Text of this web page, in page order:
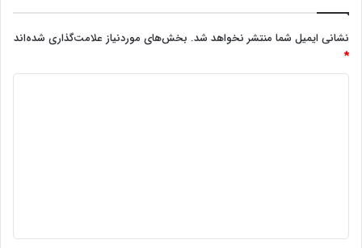
نشانی ایمیل شما منتشر نخواهد شد. بخش‌های موردنیاز علامت‌گذاری شده‌اند
*